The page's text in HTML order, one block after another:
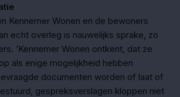
Kennemer Wonen en de bewoners
echt overleg is nauwelijks sprake, zo
‘Kennemer Wonen ontkent, dat ze
als enige mogelijkheid hebben
documenten worden of laat of
gespreksverslagen kloppen niet